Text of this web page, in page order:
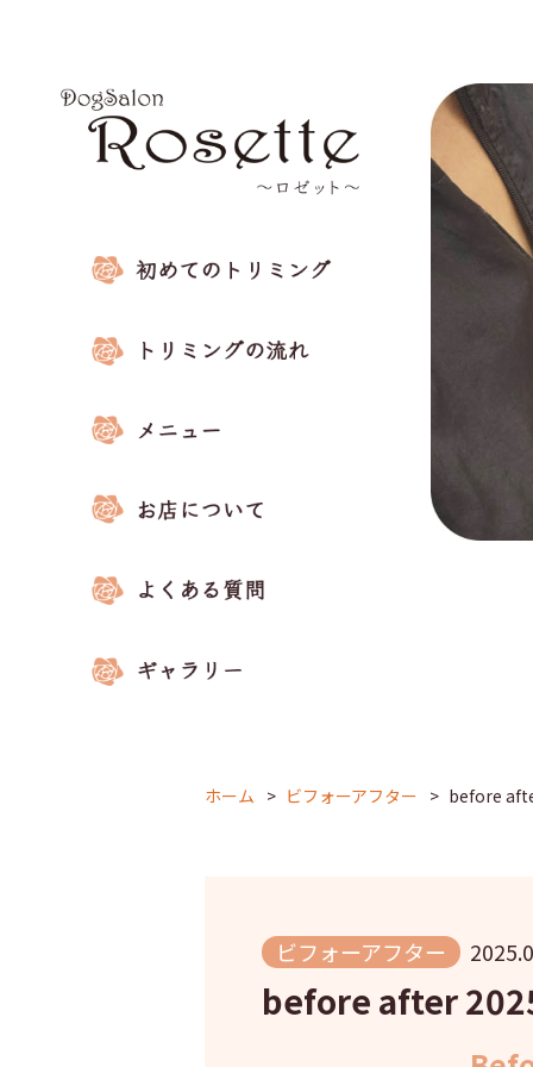
ホーム ビフォーアフター before
ビフォーアフター
before after